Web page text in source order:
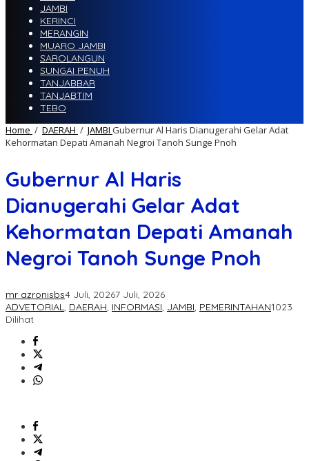
JAMBI
KERINCI
MERANGIN
MUARO JAMBI
SAROLANGUN
SUNGAI PENUH
TANJABBAR
TANJABTIM
TEBO
Home / DAERAH / JAMBI Gubernur Al Haris Dianugerahi Gelar Adat
Kehormatan Depati Amanah Negroi Tanoh Sunge Pnoh
Gubernur Al Haris
Dianugerahi Gelar Adat
Kehormatan Depati Amanah
Negroi Tanoh Sunge Pnoh
mr azronisbs4 Juli, 20267 Juli, 2026
ADVETORIAL, DAERAH, INFORMASI, JAMBI, PEMERINTAHAN1023
Dilihat